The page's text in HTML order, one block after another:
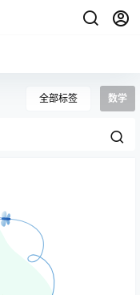
全部标签 数学